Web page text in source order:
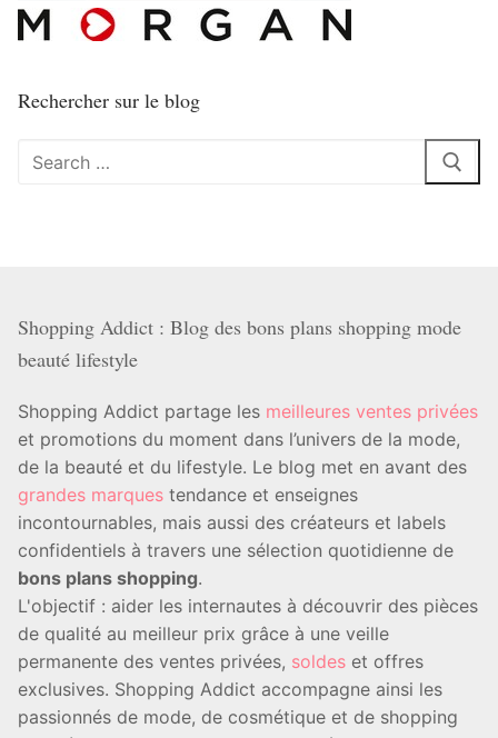
Rechercher sur le blog
Rechercher
Shopping Addict : Blog des bons plans shopping mode
beauté lifestyle
Shopping Addict partage les meilleures ventes privées
et promotions du moment dans l’univers de la mode,
de la beauté et du lifestyle. Le blog met en avant des
grandes marques tendance et enseignes
incontournables, mais aussi des créateurs et labels
confidentiels à travers une sélection quotidienne de
bons plans shopping.
L'objectif : aider les internautes à découvrir des pièces
de qualité au meilleur prix grâce à une veille
permanente des ventes privées, soldes et offres
exclusives. Shopping Addict accompagne ainsi les
passionnés de mode, de cosmétique et de shopping